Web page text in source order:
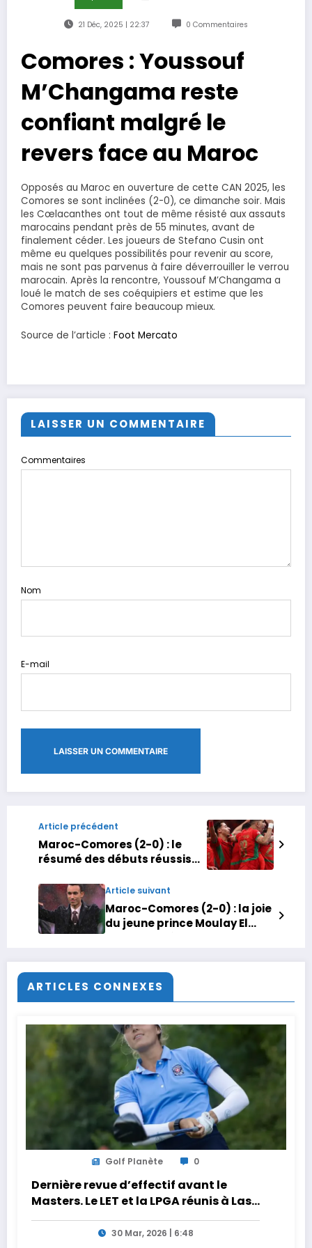
21 Déc, 2025 | 22:37 0 Commentaires
Comores : Youssouf
M’Changama reste
confiant malgré le
revers face au Maroc
Opposés au Maroc en ouverture de cette CAN 2025, les
Comores se sont inclinées (2-0), ce dimanche soir. Mais
les Cœlacanthes ont tout de même résisté aux assauts
marocains pendant près de 55 minutes, avant de
finalement céder. Les joueurs de Stefano Cusin ont
même eu quelques possibilités pour revenir au score,
mais ne sont pas parvenus à faire déverrouiller le verrou
marocain. Après la rencontre, Youssouf M’Changama a
loué le match de ses coéquipiers et estime que les
Comores peuvent faire beaucoup mieux.
Source de l’article : Foot Mercato
LAISSER UN COMMENTAIRE
Commentaires
Nom
E-mail
Article précédent
Maroc-Comores (2-0) : le
résumé des débuts réussis
match d’ouverture de la CAN
Article suivant
Maroc-Comores (2-0) : la joie
du jeune prince Moulay El
ARTICLES CONNEXES
Golf Planète 0
Dernière revue d’effectif avant le
Masters. Le LET et la LPGA réunis à Las
Vegas au programme de la semaine
30 Mar, 2026 | 6:48